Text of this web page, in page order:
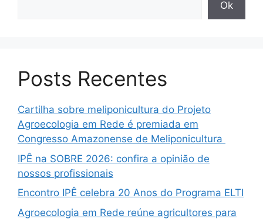
Ok
Posts Recentes
Cartilha sobre meliponicultura do Projeto
Agroecologia em Rede é premiada em
Congresso Amazonense de Meliponicultura
IPÊ na SOBRE 2026: confira a opinião de
nossos profissionais
Encontro IPÊ celebra 20 Anos do Programa ELTI
Agroecologia em Rede reúne agricultores para